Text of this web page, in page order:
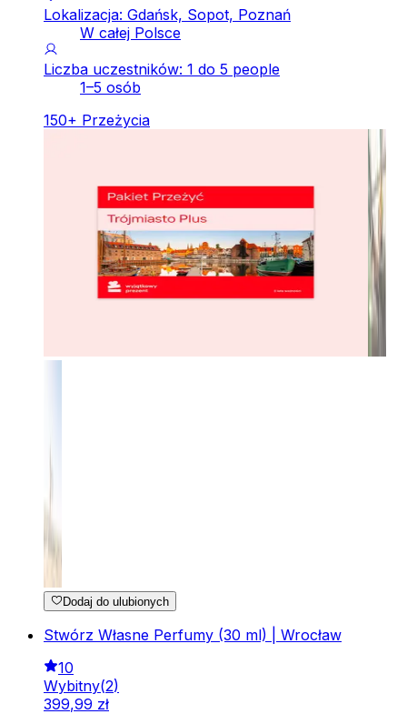
Lokalizacja: Gdańsk, Sopot, Poznań
W całej Polsce
Liczba uczestników: 1 do 5 people
1–5 osób
150+ Przeżycia
Dodaj do ulubionych
Stwórz Własne Perfumy (30 ml) | Wrocław
10
Wybitny(2)
399,99 zł